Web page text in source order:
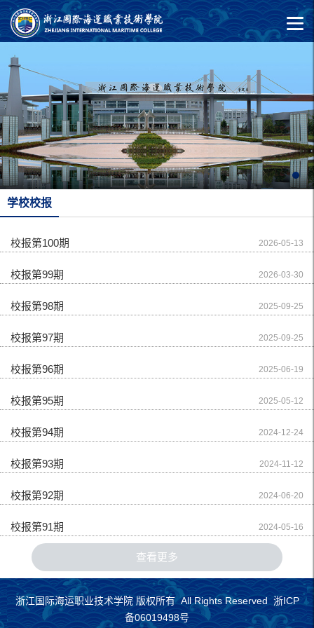
学校校报
校报第100期 2026-05-13
校报第99期 2026-03-30
校报第98期 2025-09-25
校报第97期 2025-09-25
校报第96期 2025-06-19
校报第95期 2025-05-12
校报第94期 2024-12-24
校报第93期 2024-11-12
校报第92期 2024-06-20
校报第91期 2024-05-16
查看更多
浙江国际海运职业技术学院 版权所有 All Rights Reserved 浙ICP
备06019498号